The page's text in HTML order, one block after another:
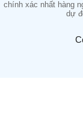
chính xác nhất hàng
dự